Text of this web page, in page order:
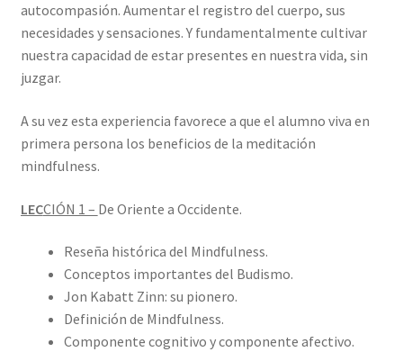
autocompasión. Aumentar el registro del cuerpo, sus
necesidades y sensaciones. Y fundamentalmente cultivar
nuestra capacidad de estar presentes en nuestra vida, sin
juzgar.
A su vez esta experiencia favorece a que el alumno viva en
primera persona los beneficios de la meditación
mindfulness.
LECCIÓN 1 – De Oriente a Occidente.
Reseña histórica del Mindfulness.
Conceptos importantes del Budismo.
Jon Kabatt Zinn: su pionero.
Definición de Mindfulness.
Componente cognitivo y componente afectivo.